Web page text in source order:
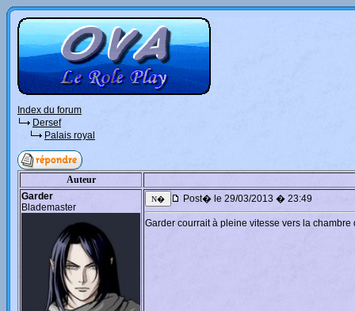
Index du forum
Dersef
Palais royal
Auteur
Garder
Blademaster
Post� le 29/03/2013 � 23:49
Garder courrait à pleine vitesse vers la